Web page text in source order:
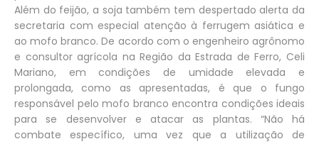
Além do feijão, a soja também tem despertado alerta da
secretaria com especial atenção à ferrugem asiática e
ao mofo branco. De acordo com o engenheiro agrônomo
e consultor agrícola na Região da Estrada de Ferro, Celi
Mariano, em condições de umidade elevada e
prolongada, como as apresentadas, é que o fungo
responsável pelo mofo branco encontra condições ideais
para se desenvolver e atacar as plantas. “Não há
combate específico, uma vez que a utilização de